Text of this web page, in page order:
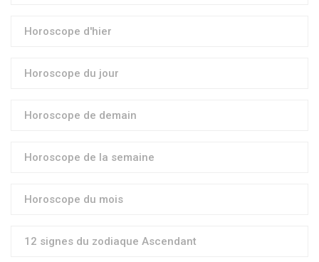
Horoscope d'hier
Horoscope du jour
Horoscope de demain
Horoscope de la semaine
Horoscope du mois
12 signes du zodiaque Ascendant